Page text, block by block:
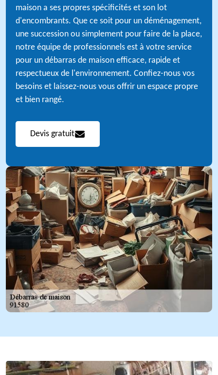
maison a ses propres spécificités et son lot
d'encombrants. Que ce soit pour un déménagement,
une succession ou simplement pour faire de la place,
notre équipe de professionnels est à votre service
pour un débarras de maison efficace, rapide et
respectueux de l'environnement. Confiez-nous vos
besoins et laissez-nous vous offrir un espace propre
et bien rangé.
Devis gratuit